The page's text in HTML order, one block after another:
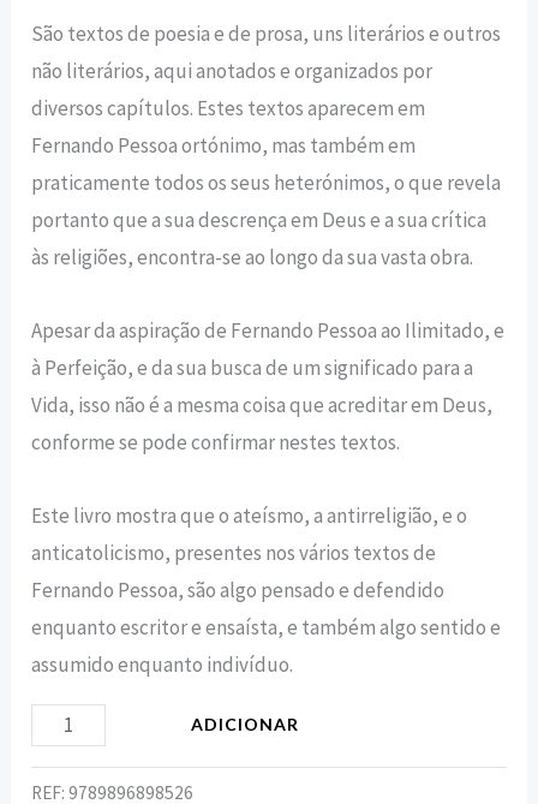
São textos de poesia e de prosa, uns literários e outros
não literários, aqui anotados e organizados por
diversos capítulos. Estes textos aparecem em
Fernando Pessoa ortónimo, mas também em
praticamente todos os seus heterónimos, o que revela
portanto que a sua descrença em Deus e a sua crítica
às religiões, encontra-se ao longo da sua vasta obra.
Apesar da aspiração de Fernando Pessoa ao Ilimitado, e
à Perfeição, e da sua busca de um significado para a
Vida, isso não é a mesma coisa que acreditar em Deus,
conforme se pode confirmar nestes textos.
Este livro mostra que o ateísmo, a antirreligião, e o
anticatolicismo, presentes nos vários textos de
Fernando Pessoa, são algo pensado e defendido
enquanto escritor e ensaísta, e também algo sentido e
assumido enquanto indivíduo.
ADICIONAR
REF:9789896898526